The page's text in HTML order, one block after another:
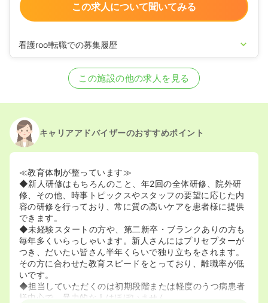
この求人について聞いてみる
看護roo!転職での募集履歴
正・准看護師の募集を休止
正・准看護師の募集を開始
2020/09/29正・准看護師を募集中
この施設の他の求人を見る
キャリアアドバイザーのおすすめポイント
≪教育体制が整っています≫
◆新人研修はもちろんのこと、年2回の全体研修、院外研
修、その他、時事トピックスやスタッフの要望に応じた内
容の研修を行っており、常に質の高いケアを患者様に提供
できます。
◆未経験スタートの方や、第二新卒・ブランクありの方も
毎年多くいらっしゃいます。新人さんにはプリセプターが
つき、だいたい皆さん半年くらいで独り立ちをされます。
その方に合わせた教育スピードをとっており、離職率が低
いです。
◆担当していただくのは初期段階または軽度のうつ病患者
様中心で、暴力的な人はほぼいません。